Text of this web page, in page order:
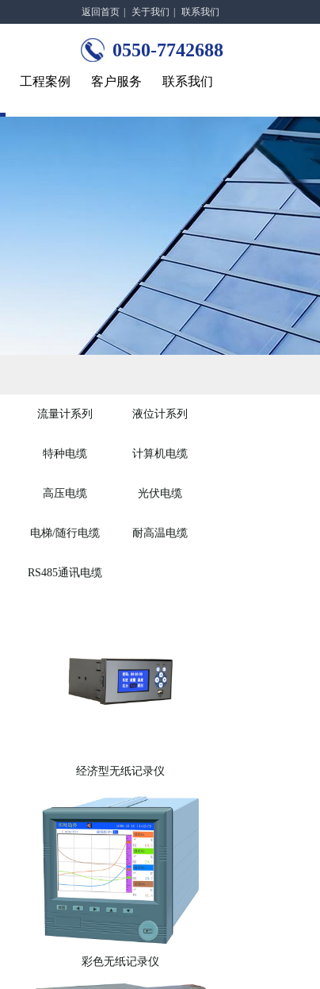
返回首页 关于我们 联系我们
0550-7742688
工程案例 客户服务 联系我们
流量计系列 液位计系列
特种电缆 计算机电缆
高压电缆 光伏电缆
电梯/随行电缆 耐高温电缆
RS485通讯电缆
经济型无纸记录仪
彩色无纸记录仪